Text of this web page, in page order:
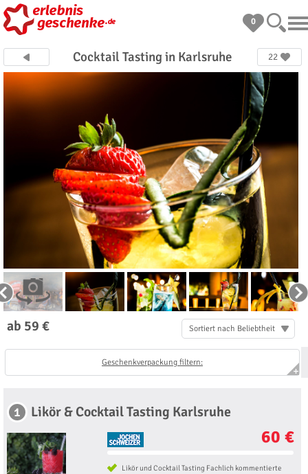
0
Cocktail Tasting in Karlsruhe 22
ab 59 € Sortiert nach Beliebtheit
Geschenkverpackung filtern:
1 Likör & Cocktail Tasting Karlsruhe
60 €
Likör und Cocktail Tasting Fachlich kommentierte